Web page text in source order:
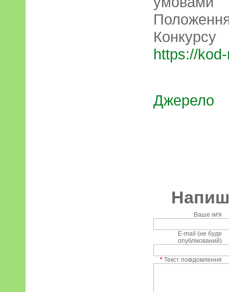
https://
Джерело
Ваше ім'я
E-mail (не буде
опублікований)
* Текст повідомлення